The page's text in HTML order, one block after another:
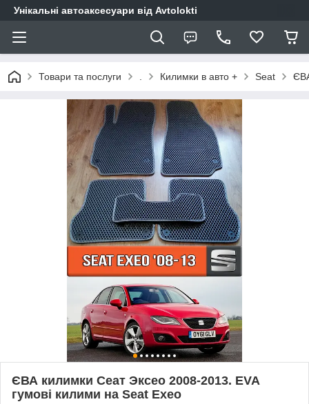
Унікальні автоаксесуари від Avtolokti
Товари та послуги Килимки в авто + Seat
ЄВА килимки Сеат Эксео 2008-2013. EVA
гумові килими на Seat Exeo